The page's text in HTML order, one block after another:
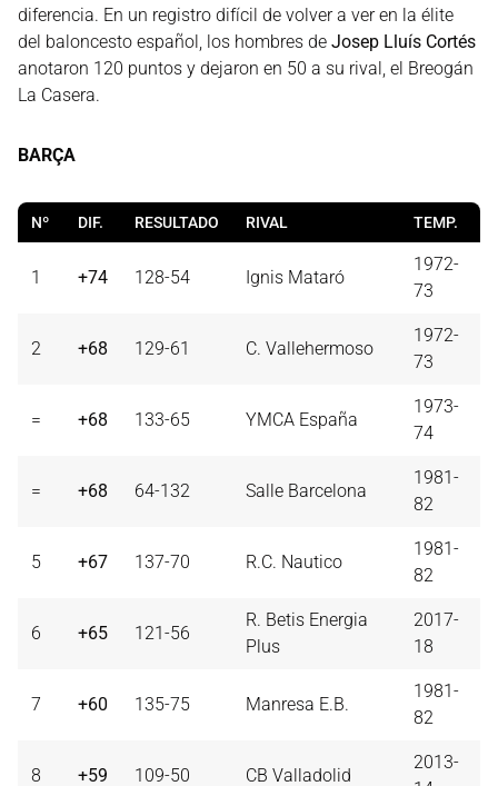
diferencia. En un registro difícil de volver a ver en la élite
del baloncesto español, los hombres de Josep Lluís Cortés
anotaron 120 puntos y dejaron en 50 a su rival, el Breogán
La Casera.
BARÇA
Nº DIF. RESULTADO RIVAL TEMP.
1 +74 128-54 Ignis Mataró
1972-
73
2 +68 129-61 C. Vallehermoso
1972-
73
= +68 133-65 YMCA España
1973-
74
= +68 64-132 Salle Barcelona
1981-
82
5 +67 137-70 R.C. Nautico
1981-
82
6 +65 121-56
R. Betis Energia
Plus
2017-
18
7 +60 135-75 Manresa E.B.
1981-
82
8 +59 109-50 CB Valladolid
2013-